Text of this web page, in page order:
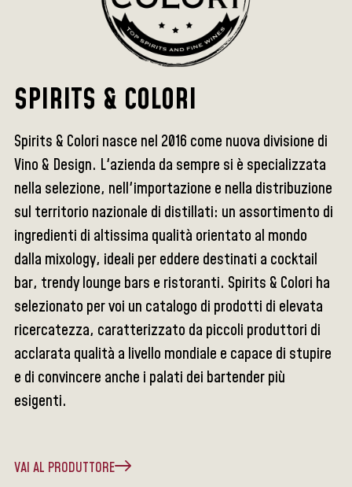
SPIRITS & COLORI
Spirits & Colori nasce nel 2016 come nuova divisione di
Vino & Design. L'azienda da sempre si è specializzata
nella selezione, nell'importazione e nella distribuzione
sul territorio nazionale di distillati: un assortimento di
ingredienti di altissima qualità orientato al mondo
dalla mixology, ideali per eddere destinati a cocktail
bar, trendy lounge bars e ristoranti. Spirits & Colori ha
selezionato per voi un catalogo di prodotti di elevata
ricercatezza, caratterizzato da piccoli produttori di
acclarata qualità a livello mondiale e capace di stupire
e di convincere anche i palati dei bartender più
esigenti.
VAI AL PRODUTTORE